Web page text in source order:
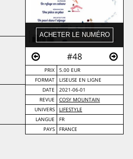
#48
PRIX
5.00 EUR
FORMAT
LISEUSE EN LIGNE
DATE
2021-06-01
REVUE
COSY MOUNTAIN
UNIVERS
LIFESTYLE
LANGUE
FR
PAYS
FRANCE